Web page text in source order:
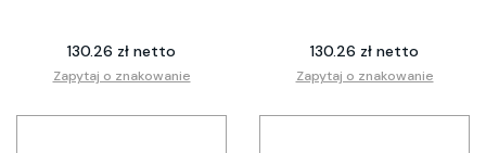
130.26 zł netto
Zapytaj o znakowanie
130.26 zł netto
Zapytaj o znakowanie